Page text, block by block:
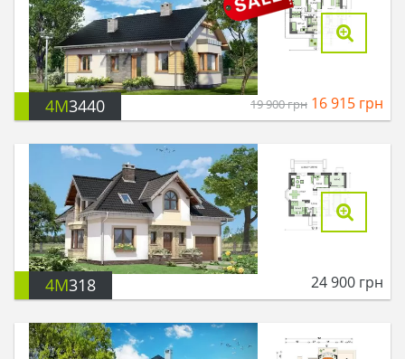
4M3440 19 900грн 16 915 грн
4M318 24 900 грн